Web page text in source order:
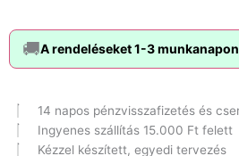
🚚A rendeléseket 1-3
14 napos pénzvisszafizetés és
Ingyenes szállítás 15.000 Ft felett
Kézzel készített, egyedi tervezés